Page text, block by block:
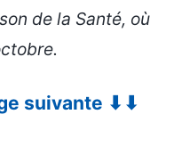
de la Santé, où
suivante ⬇⬇